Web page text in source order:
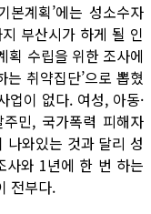
본계획’에는 성소수자
부산시가 하게 될 인
획 수립을 위한 조사에
취약집단’으로 뽑혔
업이 없다. 여성, 아동·
민, 국가폭력 피해자
나와있는 것과 달리 성
사와 1년에 한 번 하는
전부다.